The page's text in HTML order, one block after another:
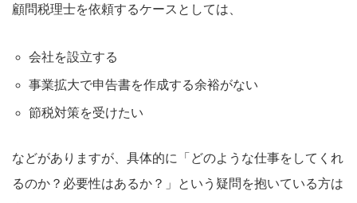
顧問税理士を依頼するケースとしては、
会社を設立する
事業拡大で申告書を作成する余裕がない
節税対策を受けたい
などがありますが、具体的に「どのような仕事をしてくれ
るのか？必要性はあるか？」という疑問を抱いている方は